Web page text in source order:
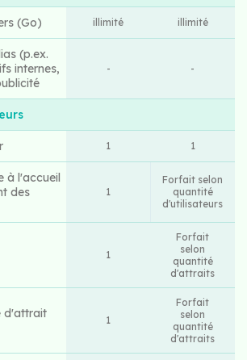
(Go) illimité illimité
(p.ex.
internes,
- -
1 1
à l'accueil
des
1
Forfait selon
quantité
d'utilisateurs
1
Forfait
selon
quantité
d'attraits
d'attrait
1
Forfait
selon
quantité
d'attraits